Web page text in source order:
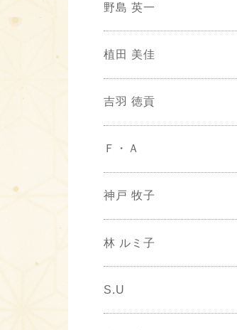
野島 英一
植田 美佳
吉羽 徳貢
Ｆ・Ａ
神戸 牧子
林 ルミ子
S.U